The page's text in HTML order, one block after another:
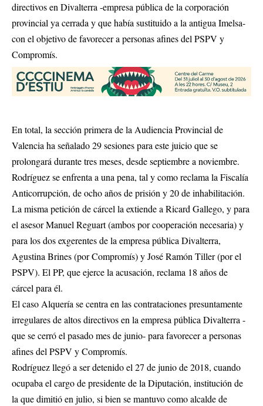
directivos en Divalterra -empresa pública de la corporación
provincial ya cerrada y que había sustituido a la antigua Imelsa-
con el objetivo de favorecer a personas afines del PSPV y
Compromís.
En total, la sección primera de la Audiencia Provincial de
Valencia ha señalado 29 sesiones para este juicio que se
prolongará durante tres meses, desde septiembre a noviembre.
Rodríguez se enfrenta a una pena, tal y como reclama la Fiscalía
Anticorrupción, de ocho años de prisión y 20 de inhabilitación.
La misma petición de cárcel la extiende a Ricard Gallego, y para
el asesor Manuel Reguart (ambos por cooperación necesaria) y
para los dos exgerentes de la empresa pública Divalterra,
Agustina Brines (por Compromís) y José Ramón Tiller (por el
PSPV). El PP, que ejerce la acusación, reclama 18 años de
cárcel para él.
El caso Alquería se centra en las contrataciones presuntamente
irregulares de altos directivos en la empresa pública Divalterra -
que se cerró el pasado mes de junio- para favorecer a personas
afines del PSPV y Compromís.
Rodríguez llegó a ser detenido el 27 de junio de 2018, cuando
ocupaba el cargo de presidente de la Diputación, institución de
la que dimitió en julio, si bien se mantuvo como alcalde de